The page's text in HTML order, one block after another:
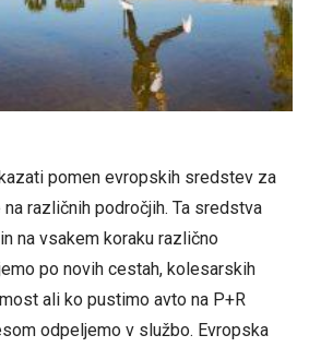
pomen evropskih sredstev za
različnih področjih. Ta sredstva
na vsakem koraku različno
po novih cestah, kolesarskih
ali ko pustimo avto na P+R
odpeljemo v službo. Evropska